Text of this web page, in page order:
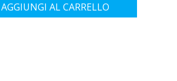
AGGIUNGI AL CARRELLO